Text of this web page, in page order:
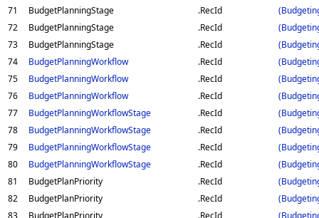
71
BudgetPlanningStage .RecId
72
BudgetPlanningStage .RecId
73
BudgetPlanningStage .RecId
74
BudgetPlanningWorkflow .RecId
75
BudgetPlanningWorkflow .RecId
76
BudgetPlanningWorkflow .RecId
77
BudgetPlanningWorkflowStage .RecId
78
BudgetPlanningWorkflowStage .RecId
79
BudgetPlanningWorkflowStage .RecId
80
BudgetPlanningWorkflowStage .RecId
81
BudgetPlanPriority .RecId
82
BudgetPlanPriority .RecId
83
BudgetPlanPriority .RecId